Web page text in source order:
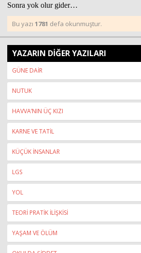
Sonra yok olur gider…
Bu yazı 1781 defa okunmuştur.
YAZARIN DİĞER YAZILARI
GÜNE DAİR
NUTUK
HAVVA’NIN ÜÇ KIZI
KARNE VE TATİL
KÜÇÜK İNSANLAR
LGS
YOL
TEORİ PRATİK İLİŞKİSİ
YAŞAM VE ÖLÜM